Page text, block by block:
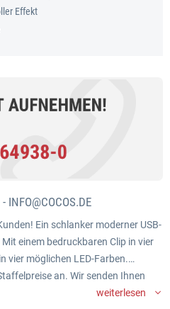
Effekt
- INFO@COCOS.DE
Ein schlanker moderner USB-
einem bedruckbaren Clip in vier
vier möglichen LED-Farben.
an. Wir senden Ihnen
weiterlesen